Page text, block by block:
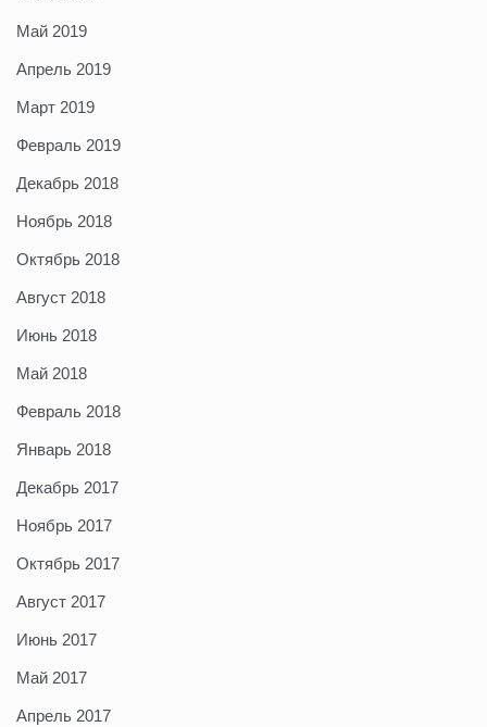
Май 2019
Апрель 2019
Март 2019
Февраль 2019
Декабрь 2018
Ноябрь 2018
Октябрь 2018
Август 2018
Июнь 2018
Май 2018
Февраль 2018
Январь 2018
Декабрь 2017
Ноябрь 2017
Октябрь 2017
Август 2017
Июнь 2017
Май 2017
Апрель 2017